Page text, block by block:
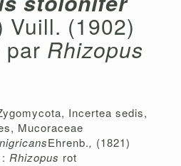
Vuill. (1902)
par Rhizopus
Incertea sedis,
Mucoraceae
Ehrenb., (1821)
Rhizopus rot